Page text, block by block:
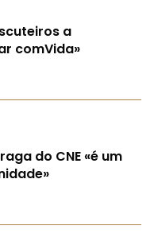
a
comVida»
do CNE «é um